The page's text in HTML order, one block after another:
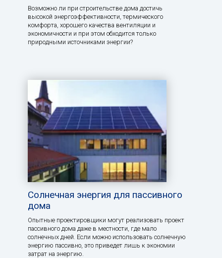
Возможно ли при строительстве дома достичь
высокой энергоэффективности, термического
комфорта, хорошего качества вентиляции и
экономичности и при этом обходится только
природными источниками энергии?
Солнечная энергия для пассивного
дома
Опытные проектировщики могут реализовать проект
пассивного дома даже в местности, где мало
солнечных дней. Если можно использовать солнечную
энергию пассивно, это приведет лишь к экономии
затрат на энергию.